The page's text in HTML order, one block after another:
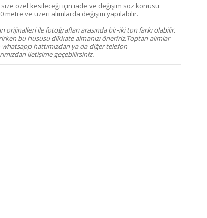
özel kesileceği için iade ve değişim söz konusu
metre ve üzeri alımlarda değişim yapılabilir.
orijinalleri ile fotoğrafları arasında bir-iki ton farkı olabilir.
bu hususu dikkate almanızı öneririz.Toptan alımlar
hattımızdan ya da diğer telefon
iletişime geçebilirsiniz.